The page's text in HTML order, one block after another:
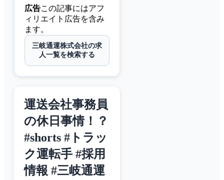
広告この記事にはアフ
ィリエイト広告を含み
ます。
三岐通運株式会社の求
人一覧を検索する
運送会社事務員
の休日事情！？
#shorts #トラッ
ク運転手 #採用
情報 #三岐通運